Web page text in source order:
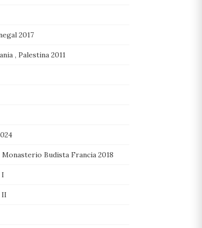
2017
, Palestina 2011
Budista Francia 2018
I
II